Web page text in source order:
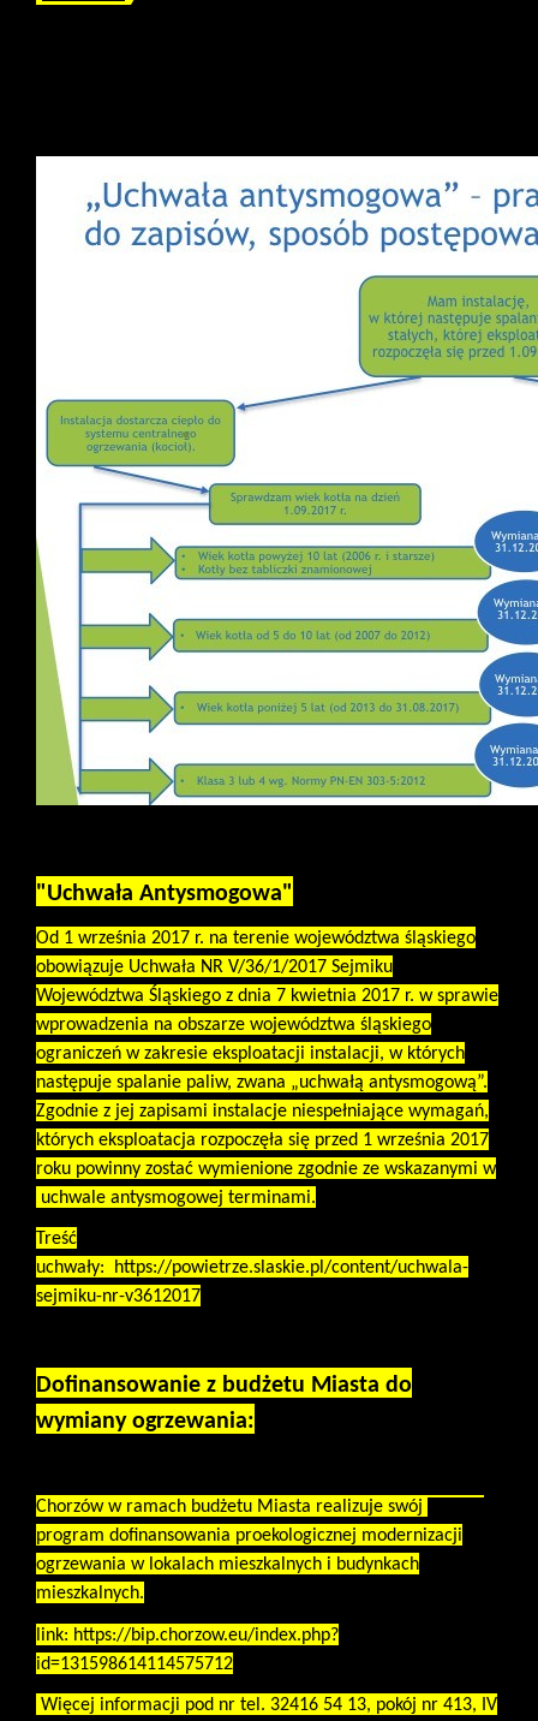
"Uchwała Antysmogowa"
Od 1 września 2017 r. na terenie województwa śląskiego
obowiązuje Uchwała NR V/36/1/2017 Sejmiku
Województwa Śląskiego z dnia 7 kwietnia 2017 r. w sprawie
wprowadzenia na obszarze województwa śląskiego
ograniczeń w zakresie eksploatacji instalacji, w których
następuje spalanie paliw, zwana „uchwałą antysmogową”.
Zgodnie z jej zapisami instalacje niespełniające wymagań,
których eksploatacja rozpoczęła się przed 1 września 2017
roku powinny zostać wymienione zgodnie ze wskazanymi w
uchwale antysmogowej terminami.
Treść
uchwały: https://powietrze.slaskie.pl/content/uchwala-
sejmiku-nr-v3612017
Dofinansowanie z budżetu Miasta do
wymiany ogrzewania:
Chorzów w ramach budżetu Miasta realizuje swój
program dofinansowania proekologicznej modernizacji
ogrzewania w lokalach mieszkalnych i budynkach
mieszkalnych.
link: https://bip.chorzow.eu/index.php?
id=131598614114575712
Więcej informacji pod nr tel. 32416 54 13, pokój nr 413, IV